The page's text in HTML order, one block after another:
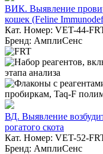
ВИК. Выявление
кошек (Feline
Кат. Номер: VET-44-
Бренд: АмплиСенс
ВД. Выявление
рогатого скота
Кат. Номер: VET-52-
Бренд: АмплиСенс